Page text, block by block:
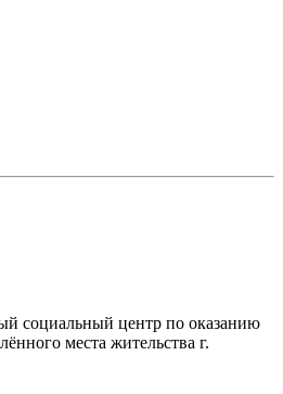
центр по оказанию
места жительства г.